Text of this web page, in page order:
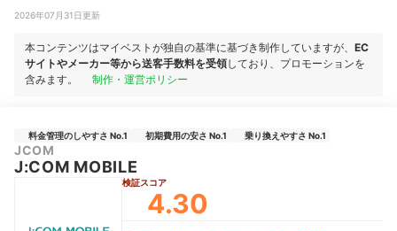
2026年07月31日更新
本コンテンツはマイベストが独自の基準に基づき制作していますが、 EC
サイトやメーカー等から送客手数料を受領しており、プロモーションを
含みます。
制作・運営ポリシー
料金管理のしやすさ No.1 初期費用の安さ No.1 乗り換えやすさ No.1
JCOM
J:COM MOBILE
検証スコア
4.30